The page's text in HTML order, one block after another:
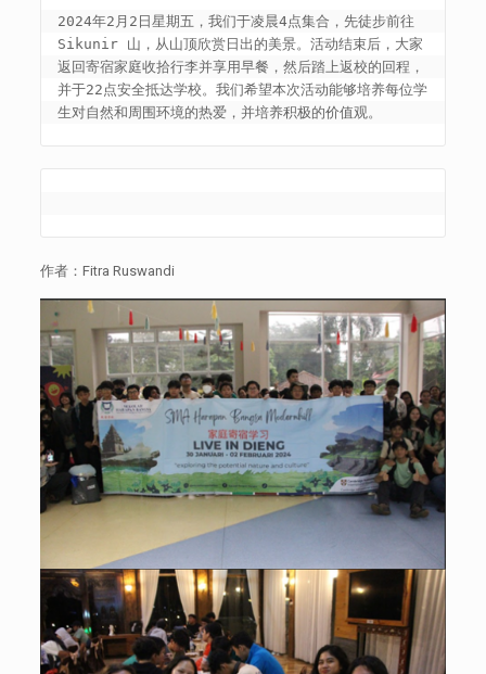
2024年2月2日星期五，我们于凌晨4点集合，先徒步前往
Sikunir 山，从山顶欣赏日出的美景。活动结束后，大家
返回寄宿家庭收拾行李并享用早餐，然后踏上返校的回程，
并于22点安全抵达学校。我们希望本次活动能够培养每位学
生对自然和周围环境的热爱，并培养积极的价值观。
作者：Fitra Ruswandi